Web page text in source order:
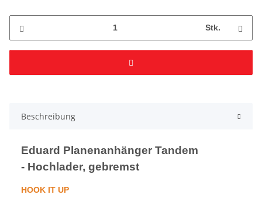
Stk.
Beschreibung
Eduard Planenanhänger Tandem
- Hochlader, gebremst
HOOK IT UP